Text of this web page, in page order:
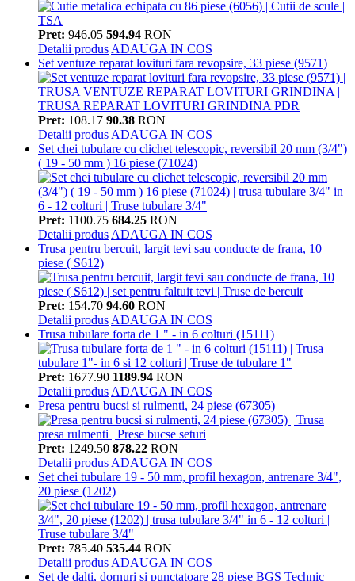
Pret: 946.05 594.94 RON
Detalii produs ADAUGA IN COS
Set ventuze reparat lovituri fara revopsire, 33 piese (9571)
Pret: 108.17 90.38 RON
Detalii produs ADAUGA IN COS
Set chei tubulare cu clichet telescopic, reversibil 20 mm (3/4")
( 19 - 50 mm ) 16 piese (71024)
Pret: 1100.75 684.25 RON
Detalii produs ADAUGA IN COS
Trusa pentru bercuit, largit tevi sau conducte de frana, 10
piese ( S612)
Pret: 154.70 94.60 RON
Detalii produs ADAUGA IN COS
Trusa tubulare forta de 1 " - in 6 colturi (15111)
Pret: 1677.90 1189.94 RON
Detalii produs ADAUGA IN COS
Presa pentru bucsi si rulmenti, 24 piese (67305)
Pret: 1249.50 878.22 RON
Detalii produs ADAUGA IN COS
Set chei tubulare 19 - 50 mm, profil hexagon, antrenare 3/4",
20 piese (1202)
Pret: 785.40 535.44 RON
Detalii produs ADAUGA IN COS
Set de dalti, dornuri si punctatoare 28 piese BGS Technic